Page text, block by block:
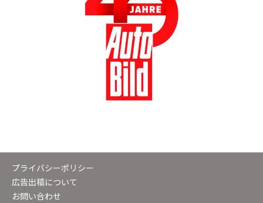
プライバシーポリシー
広告出稿について
お問い合わせ